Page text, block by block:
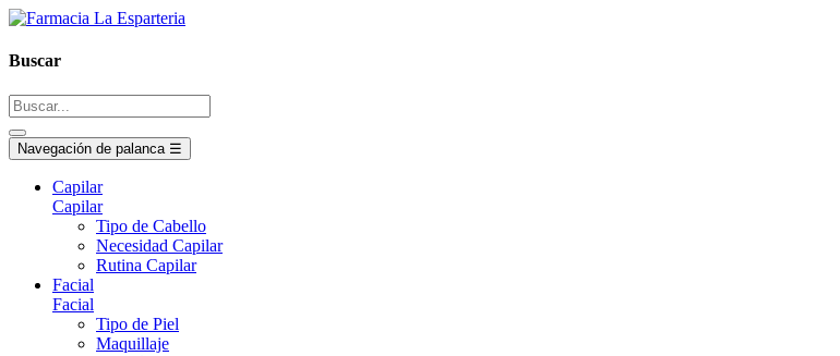
Buscar
Navegación de palanca ☰
Capilar
Capilar
Tipo de Cabello
Necesidad Capilar
Rutina Capilar
Facial
Facial
Tipo de Piel
Maquillaje